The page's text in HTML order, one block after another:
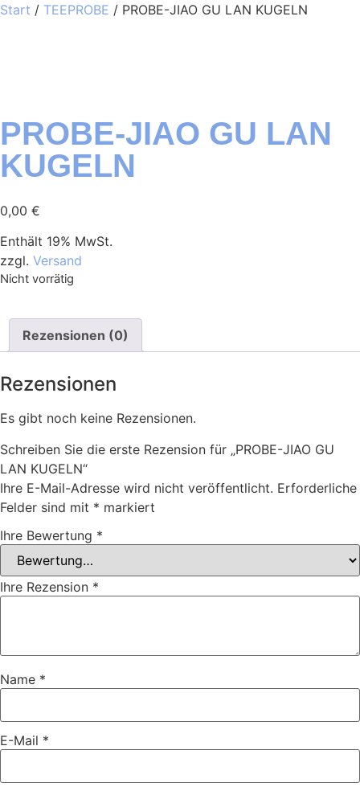
Start / TEEPROBE / PROBE-JIAO GU LAN KUGELN
PROBE-JIAO GU LAN
KUGELN
0,00 €
Enthält 19% MwSt.
zzgl. Versand
Nicht vorrätig
Rezensionen (0)
Rezensionen
Es gibt noch keine Rezensionen.
Schreiben Sie die erste Rezension für „PROBE-JIAO GU
LAN KUGELN“
Ihre E-Mail-Adresse wird nicht veröffentlicht. Erforderliche
Felder sind mit * markiert
Ihre Bewertung *
Ihre Rezension *
Name *
E-Mail *